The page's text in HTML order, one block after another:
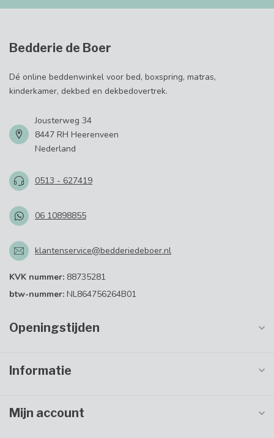
Bedderie de Boer
Dé online beddenwinkel voor bed, boxspring, matras,
kinderkamer, dekbed en dekbedovertrek.
Jousterweg 34
8447 RH Heerenveen
Nederland
0513 - 627419
06 10898855
klantenservice@bedderiedeboer.nl
KVK nummer: 88735281
btw-nummer: NL864756264B01
Openingstijden
Informatie
Mijn account